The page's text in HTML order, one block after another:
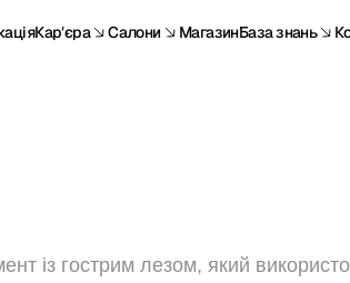
Карʼєра Салони МагазинБаза знань
із гострим лезом, який